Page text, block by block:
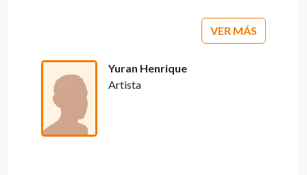
VER MÁS
Yuran Henrique
Artista